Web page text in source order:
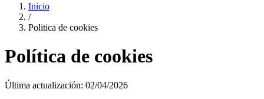
Inicio
/
Politica de cookies
Política de cookies
Última actualización: 02/04/2026